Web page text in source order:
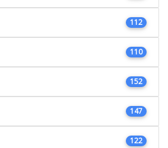
112
110
152
147
122